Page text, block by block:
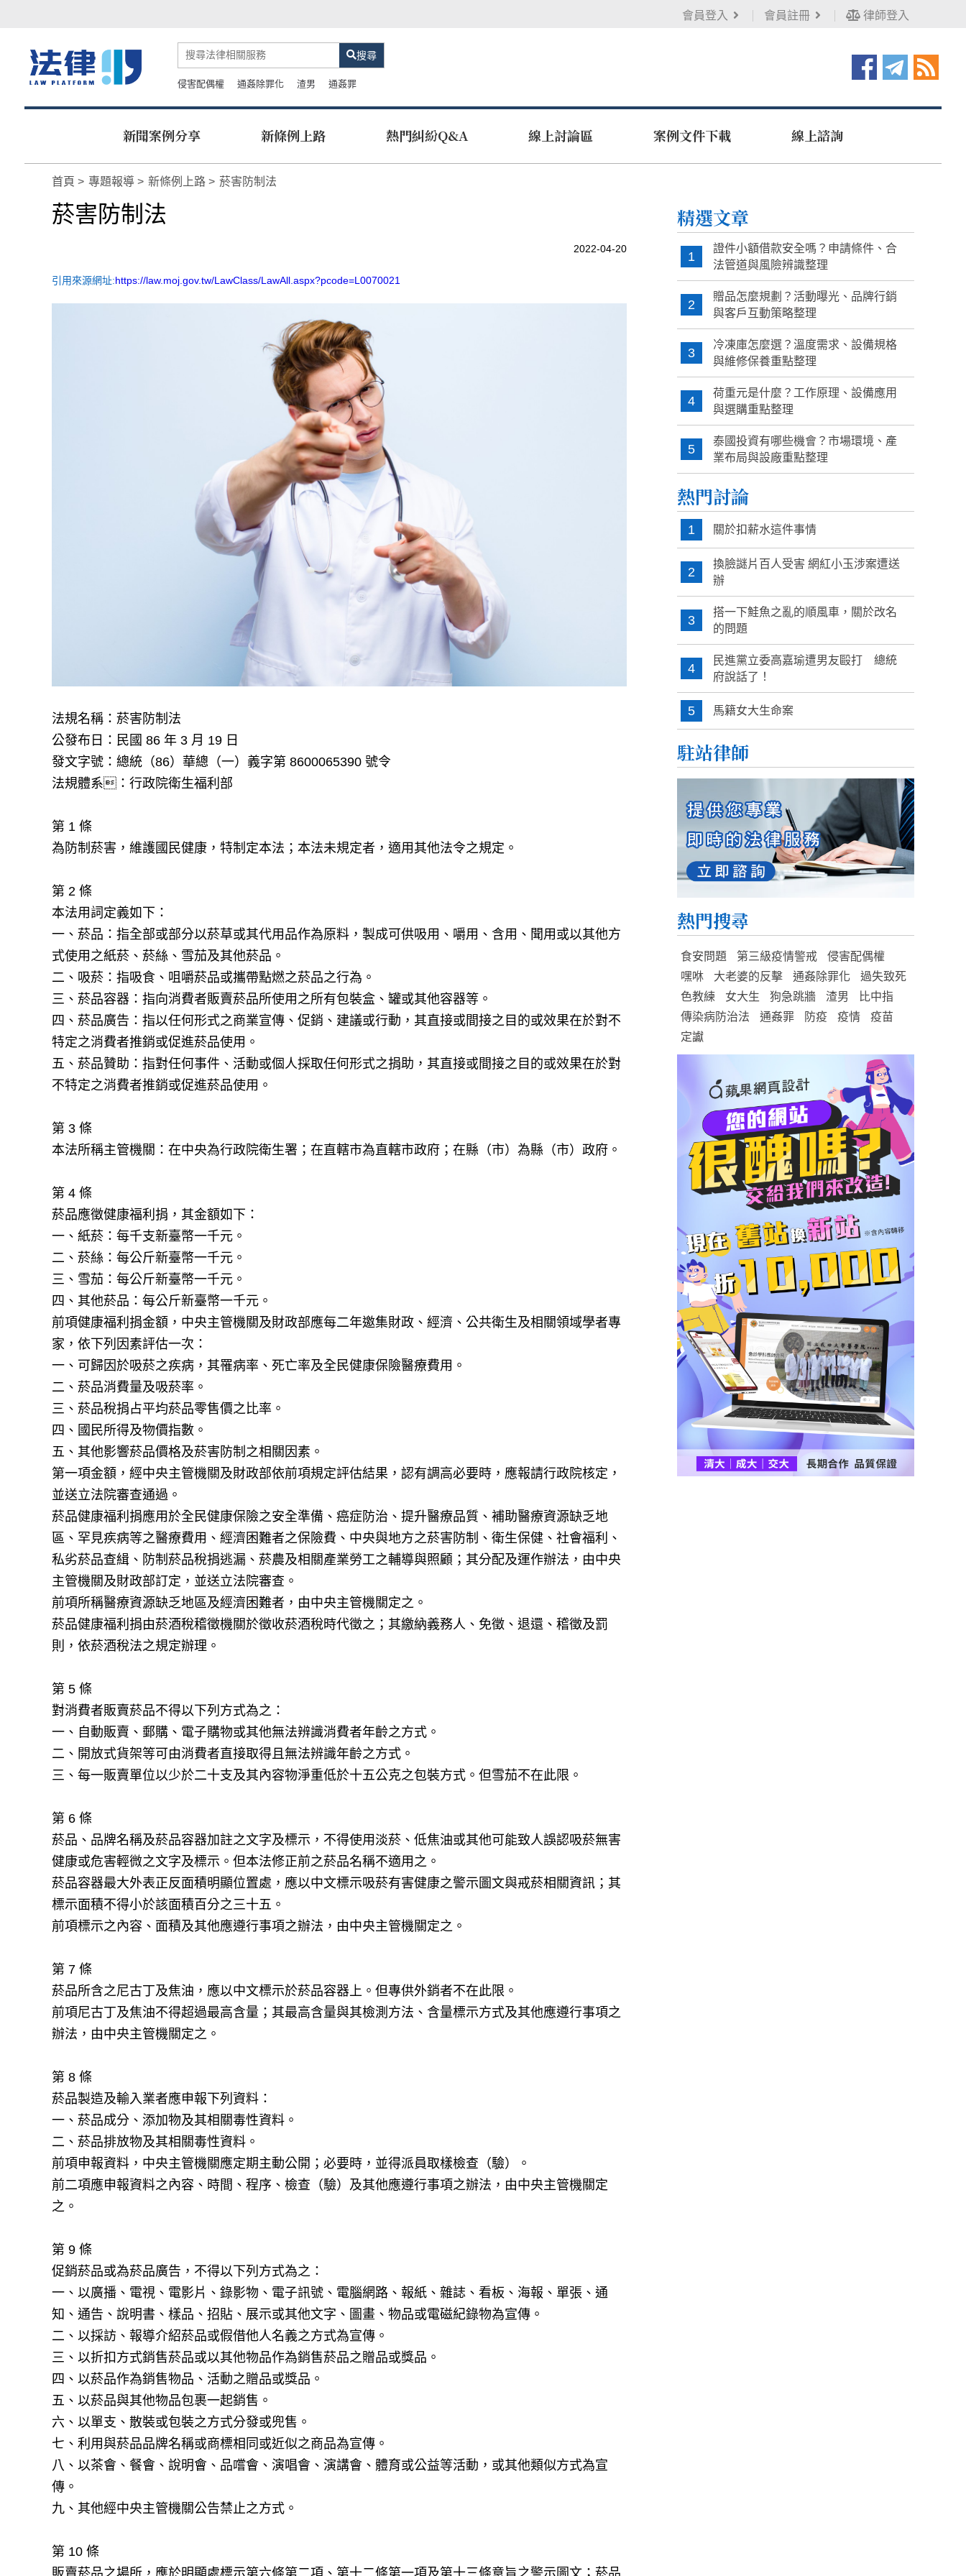
會員登入 會員註冊 律師登入
搜尋
侵害配偶權 通姦除罪化 渣男 通姦罪
新聞案例分享 新條例上路 熱門糾紛Q&A 線上討論區 案例文件下載 線上諮詢
首頁 專題報導 新條例上路 菸害防制法
菸害防制法
2022-04-20
引用來源網址:https://law.moj.gov.tw/LawClass/LawAll.aspx?pcode=L0070021
法規名稱：菸害防制法
公發布日：民國 86 年 3 月 19 日
發文字號：總統（86）華總（一）義字第 8600065390 號令
法規體系：行政院衛生福利部
第 1 條
為防制菸害，維護國民健康，特制定本法；本法未規定者，適用其他法令之規定。
第 2 條
本法用詞定義如下：
一、菸品：指全部或部分以菸草或其代用品作為原料，製成可供吸用、嚼用、含用、聞用或以其他方
式使用之紙菸、菸絲、雪茄及其他菸品。
二、吸菸：指吸食、咀嚼菸品或攜帶點燃之菸品之行為。
三、菸品容器：指向消費者販賣菸品所使用之所有包裝盒、罐或其他容器等。
四、菸品廣告：指以任何形式之商業宣傳、促銷、建議或行動，其直接或間接之目的或效果在於對不
特定之消費者推銷或促進菸品使用。
五、菸品贊助：指對任何事件、活動或個人採取任何形式之捐助，其直接或間接之目的或效果在於對
不特定之消費者推銷或促進菸品使用。
第 3 條
本法所稱主管機關：在中央為行政院衛生署；在直轄市為直轄市政府；在縣（市）為縣（市）政府。
第 4 條
菸品應徵健康福利捐，其金額如下：
一、紙菸：每千支新臺幣一千元。
二、菸絲：每公斤新臺幣一千元。
三、雪茄：每公斤新臺幣一千元。
四、其他菸品：每公斤新臺幣一千元。
前項健康福利捐金額，中央主管機關及財政部應每二年邀集財政、經濟、公共衛生及相關領域學者專
家，依下列因素評估一次：
一、可歸因於吸菸之疾病，其罹病率、死亡率及全民健康保險醫療費用。
二、菸品消費量及吸菸率。
三、菸品稅捐占平均菸品零售價之比率。
四、國民所得及物價指數。
五、其他影響菸品價格及菸害防制之相關因素。
第一項金額，經中央主管機關及財政部依前項規定評估結果，認有調高必要時，應報請行政院核定，
並送立法院審查通過。
菸品健康福利捐應用於全民健康保險之安全準備、癌症防治、提升醫療品質、補助醫療資源缺乏地
區、罕見疾病等之醫療費用、經濟困難者之保險費、中央與地方之菸害防制、衛生保健、社會福利、
私劣菸品查緝、防制菸品稅捐逃漏、菸農及相關產業勞工之輔導與照顧；其分配及運作辦法，由中央
主管機關及財政部訂定，並送立法院審查。
前項所稱醫療資源缺乏地區及經濟困難者，由中央主管機關定之。
菸品健康福利捐由菸酒稅稽徵機關於徵收菸酒稅時代徵之；其繳納義務人、免徵、退還、稽徵及罰
則，依菸酒稅法之規定辦理。
第 5 條
對消費者販賣菸品不得以下列方式為之：
一、自動販賣、郵購、電子購物或其他無法辨識消費者年齡之方式。
二、開放式貨架等可由消費者直接取得且無法辨識年齡之方式。
三、每一販賣單位以少於二十支及其內容物淨重低於十五公克之包裝方式。但雪茄不在此限。
第 6 條
菸品、品牌名稱及菸品容器加註之文字及標示，不得使用淡菸、低焦油或其他可能致人誤認吸菸無害
健康或危害輕微之文字及標示。但本法修正前之菸品名稱不適用之。
菸品容器最大外表正反面積明顯位置處，應以中文標示吸菸有害健康之警示圖文與戒菸相關資訊；其
標示面積不得小於該面積百分之三十五。
前項標示之內容、面積及其他應遵行事項之辦法，由中央主管機關定之。
第 7 條
菸品所含之尼古丁及焦油，應以中文標示於菸品容器上。但專供外銷者不在此限。
前項尼古丁及焦油不得超過最高含量；其最高含量與其檢測方法、含量標示方式及其他應遵行事項之
辦法，由中央主管機關定之。
第 8 條
菸品製造及輸入業者應申報下列資料：
一、菸品成分、添加物及其相關毒性資料。
二、菸品排放物及其相關毒性資料。
前項申報資料，中央主管機關應定期主動公開；必要時，並得派員取樣檢查（驗）。
前二項應申報資料之內容、時間、程序、檢查（驗）及其他應遵行事項之辦法，由中央主管機關定
之。
第 9 條
促銷菸品或為菸品廣告，不得以下列方式為之：
一、以廣播、電視、電影片、錄影物、電子訊號、電腦網路、報紙、雜誌、看板、海報、單張、通
知、通告、說明書、樣品、招貼、展示或其他文字、圖畫、物品或電磁紀錄物為宣傳。
二、以採訪、報導介紹菸品或假借他人名義之方式為宣傳。
三、以折扣方式銷售菸品或以其他物品作為銷售菸品之贈品或獎品。
四、以菸品作為銷售物品、活動之贈品或獎品。
五、以菸品與其他物品包裹一起銷售。
六、以單支、散裝或包裝之方式分發或兜售。
七、利用與菸品品牌名稱或商標相同或近似之商品為宣傳。
八、以茶會、餐會、說明會、品嚐會、演唱會、演講會、體育或公益等活動，或其他類似方式為宣
傳。
九、其他經中央主管機關公告禁止之方式。
第 10 條
精選文章
1
證件小額借款安全嗎？申請條件、合
法管道與風險辨識整理
2
贈品怎麼規劃？活動曝光、品牌行銷
與客戶互動策略整理
3
冷凍庫怎麼選？溫度需求、設備規格
與維修保養重點整理
4
荷重元是什麼？工作原理、設備應用
與選購重點整理
5
泰國投資有哪些機會？市場環境、產
業布局與設廠重點整理
熱門討論
1 關於扣薪水這件事情
2
換臉謎片百人受害 網紅小玉涉案遭送
辦
3
搭一下鮭魚之亂的順風車，關於改名
的問題
4
民進黨立委高嘉瑜遭男友毆打 總統
府說話了！
5 馬籍女大生命案
駐站律師
熱門搜尋
食安問題 第三級疫情警戒
侵害配偶權
嘿咻
大老婆的反擊 通姦除罪化
過失致死
色教練
女大生 狗急跳牆 渣男
比中指
傳染病防治法
通姦罪 防疫 疫情
疫苗
定讞